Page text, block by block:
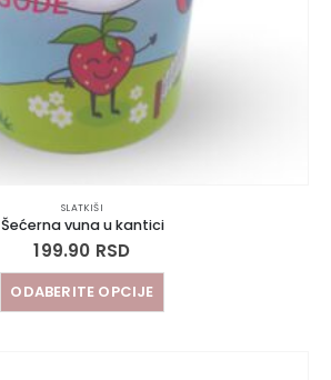
SLATKIŠI
Šećerna vuna u kantici
199.90 RSD
ODABERITE OPCIJE